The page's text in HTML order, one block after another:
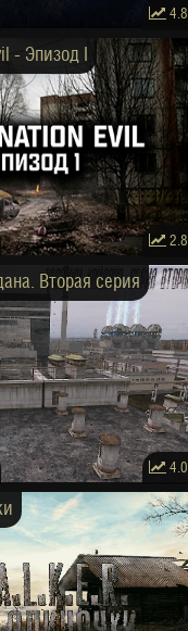
4.8
- Эпизод I
2.8
Вторая серия
4.0